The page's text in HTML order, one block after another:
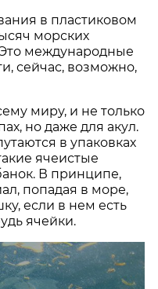
в пластиковом
морских
международные
сейчас, возможно,
миру, и не только
но даже для акул.
в упаковках
ячеистые
В принципе,
попадая в море,
если в нем есть
ячейки.